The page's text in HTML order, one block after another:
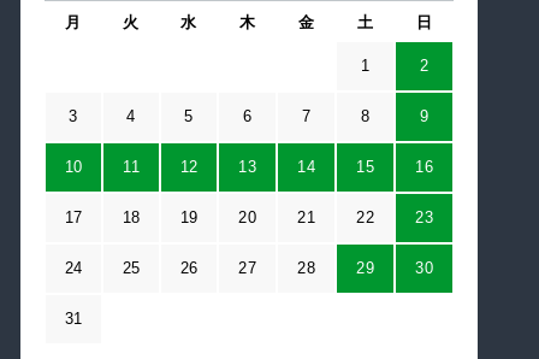
月 火 水 木 金 土 日
1 2
3 4 5 6 7 8 9
10 11 12 13 14 15 16
17 18 19 20 21 22 23
24 25 26 27 28 29 30
31